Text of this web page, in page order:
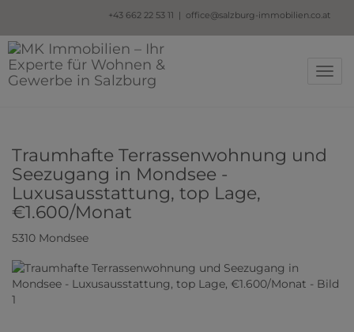
+43 662 22 53 11 | office@salzburg-immobilien.co.at
Traumhafte Terrassenwohnung und
Seezugang in Mondsee -
Luxusausstattung, top Lage,
€1.600/Monat
5310 Mondsee